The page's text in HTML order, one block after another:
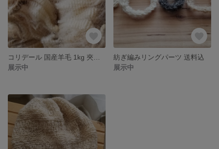
展示中
紡ぎ編みリングパーツ 送料込
展示中